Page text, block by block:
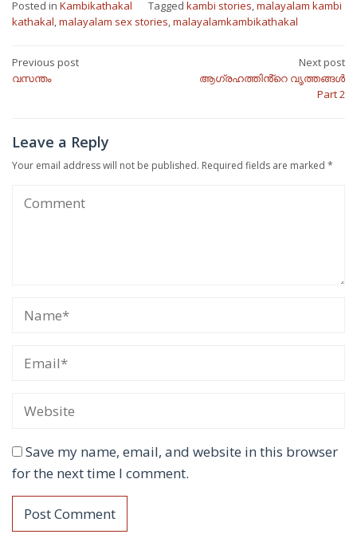
Posted in Kambikathakal Tagged kambi stories,malayalam kambi
kathakal,malayalam sex stories,malayalamkambikathakal
Post
navigation
Previous post
വസന്തം
Next post
ആഗ്രഹത്തിൻ്റെ വൃത്തങ്ങൾ
Part 2
Leave a Reply
Your email address will not be published. Required fields are marked *
Save my name, email, and website in this browser
for the next time I comment.